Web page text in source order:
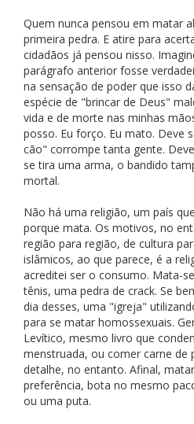
Quem nunca pensou em matar
primeira pedra. E atire para
cidadãos já pensou nisso.
parágrafo anterior fosse
na sensação de poder que isso
espécie de "brincar de Deus"
vida e de morte nas minhas
posso. Eu forço. Eu mato. Deve
cão" corrompe tanta gente.
se tira uma arma, o bandido
mortal.
Não há uma religião, um país
porque mata. Os motivos, no
região para região, de cultura
islâmicos, ao que parece, é a
acreditei ser o consumo. Mata-
tênis, uma pedra de crack. Se
dia desses, uma "igreja"
para se matar homossexuais.
Levítico, mesmo livro que
menstruada, ou comer carne de
detalhe, no entanto. Afinal,
preferência, bota no mesmo
ou uma puta.